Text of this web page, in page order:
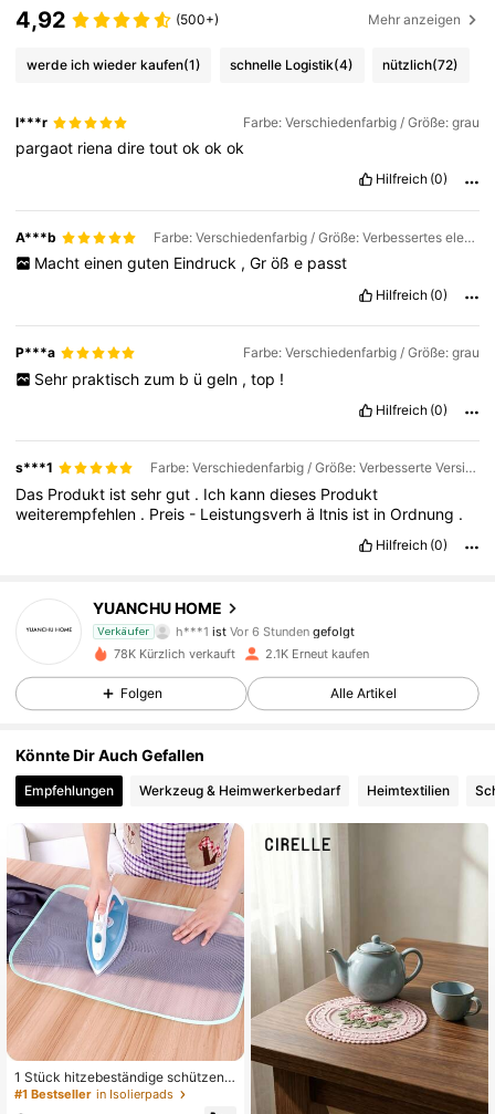
4,92 (500+) Mehr anzeigen
werde ich wieder kaufen(1) schnelle Logistik(4) nützlich(72)
l***r Farbe: Verschiedenfarbig / Größe: grau
pargaot rienadiretoutokokok
Hilfreich (0)
A***b Farbe: Verschiedenfarbig / Größe: Verbessertes elegantes Grau
Macht einen guten Eindruck , Gr öß e passt
Hilfreich (0)
P***a Farbe: Verschiedenfarbig / Größe: grau
Sehr praktisch zum b ü geln , top !
Hilfreich (0)
s***1 Farbe: Verschiedenfarbig / Größe: Verbesserte Version mit hellblauer Umrandung
Das Produkt istsehrgut . Ich kanndieses Produkt
weiterempfehlen . Preis - Leistungsverhä ltnis ist inOrdnung .
Hilfreich (0)
YUANCHU HOME
Verkäufer
h***1
d***4 ist am Durchsuchen
4,68
776 Follower
4,68 776 Follower
4,68 776 Follower
4,68 776 Follower
4,68 776 Follower
78K Kürzlich verkauft 2.1K Erneut kaufen
Folgen Alle Artikel
Könnte Dir Auch Gefallen
Empfehlungen Werkzeug & Heimwerkerbedarf Heimtextilien
1 Stück hitzebeständige schützend
e Bügeltuchunterlage, Bügelmatte,
Bügelbrett, Schutznetz für Heimdek
#1 Bestseller in Isolierpads